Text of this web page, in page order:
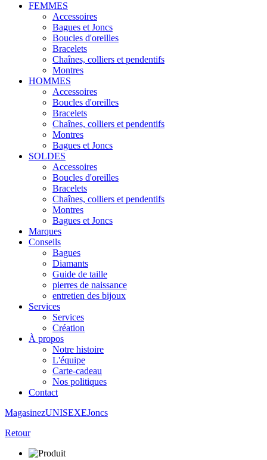
FEMMES
Accessoires
Bagues et Joncs
Boucles d'oreilles
Bracelets
Chaînes, colliers et pendentifs
Montres
HOMMES
Accessoires
Boucles d'oreilles
Bracelets
Chaînes, colliers et pendentifs
Montres
Bagues et Joncs
SOLDES
Accessoires
Boucles d'oreilles
Bracelets
Chaînes, colliers et pendentifs
Montres
Bagues et Joncs
Marques
Conseils
Bagues
Diamants
Guide de taille
pierres de naissance
entretien des bijoux
Services
Services
Création
À propos
Notre histoire
L'équipe
Carte-cadeau
Nos politiques
Contact
MagasinezUNISEXEJoncs
Retour